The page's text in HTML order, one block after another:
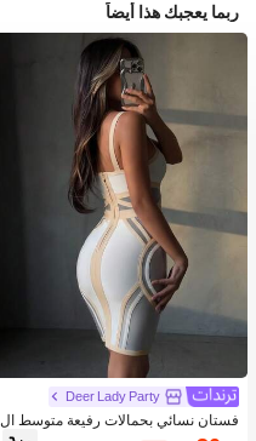
ربما يعجبك هذا أيضاً
Deer Lady Party
فستان نسائي بحمالات رفيعة متوسط ال
طول ضيق الجسم، فستان صيفي مفرغ